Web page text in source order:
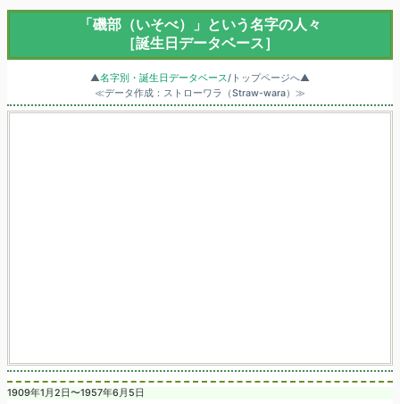
「磯部（いそべ）」という名字の人々
［誕生日データベース］
▲名字別・誕生日データベース/トップページへ▲
≪データ作成：ストローワラ（Straw-wara）≫
1909年1月2日〜1957年6月5日